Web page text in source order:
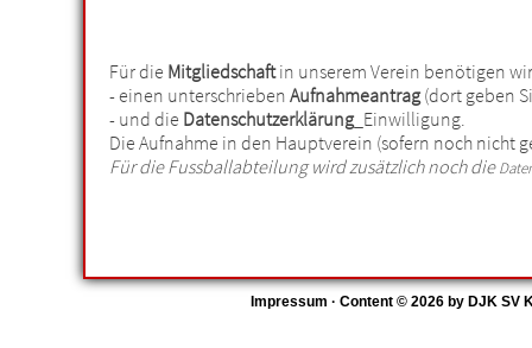
Für die Mitgliedschaftin unserem Verein benötigen
- einen unterschrieben Aufnahmeantrag(dort geben
- und die Datenschutzerklärung_Einwilligung.
Die Aufnahme in den Hauptverein (sofern noch nicht
Für die Fussballabteilung wird zusätzlich noch die
Impressum · Content © 2026 by DJK SV